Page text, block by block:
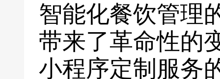
智能化餐饮管理
带来了革命性的
小程序定制服务